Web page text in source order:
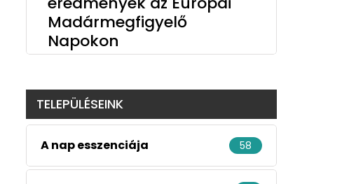
Madármegfigyelő
Napokon
TELEPÜLÉSEINK
A nap esszenciája 58